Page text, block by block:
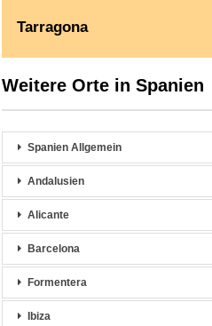
Tarragona
Weitere Orte in Spanien
Spanien Allgemein
Andalusien
Alicante
Barcelona
Formentera
Ibiza